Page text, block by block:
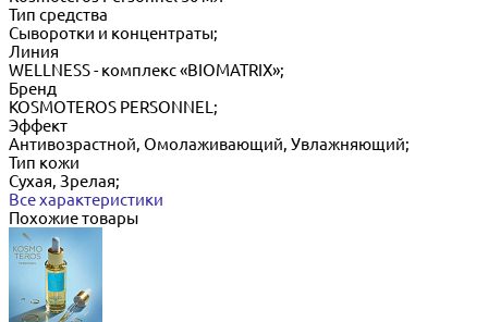
Тип средства
Сыворотки и концентраты;
Линия
WELLNESS - комплекс «BIOMATRIX»;
Бренд
KOSMOTEROS PERSONNEL;
Эффект
Антивозрастной, Омолаживающий, Увлажняющий;
Тип кожи
Сухая, Зрелая;
Все характеристики
Похожие товары